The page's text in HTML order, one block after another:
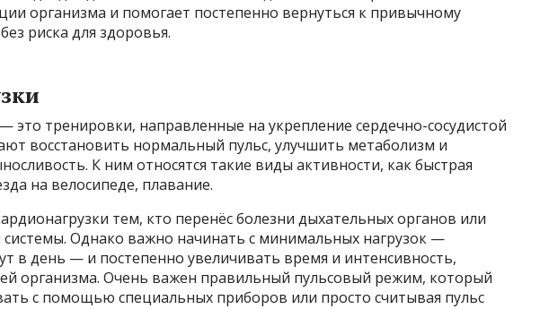
организма и помогает постепенно вернуться к привычному
риска для здоровья.
это тренировки, направленные на укрепление сердечно-сосудистой
восстановить нормальный пульс, улучшить метаболизм и
К ним относятся такие виды активности, как быстрая
на велосипеде, плавание.
тем, кто перенёс болезни дыхательных органов или
системы. Однако важно начинать с минимальных нагрузок —
в день — и постепенно увеличивать время и интенсивность,
организма. Очень важен правильный пульсовый режим, который
с помощью специальных приборов или просто считывая пульс